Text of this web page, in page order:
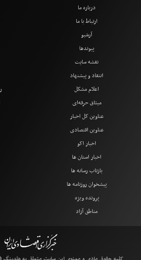
درباره ما
ارتباط با ما
آرشیو
پیوندها
نقشه سایت
انتقاد و پیشنهاد
اعلام مشکل
میثاق حرفه‌ای
عناوین کل اخبار
عناوین اقتصادی
اخبار اکو
اخبار استان ها
بازتاب رسانه ها
پیشخوان روزنامه ها
پرونده ویژه
مناطق آزاد